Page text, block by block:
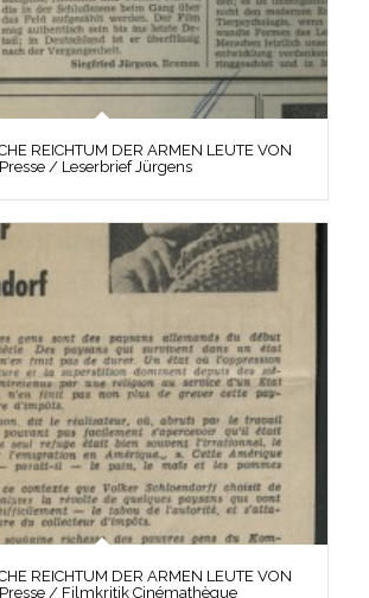
REICHTUM DER ARMEN LEUTE VON
/ Leserbrief Jürgens
REICHTUM DER ARMEN LEUTE VON
/ Filmkritik Cinémathèque